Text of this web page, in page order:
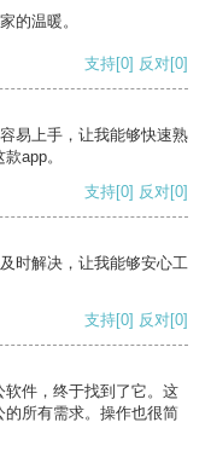
的温暖。
支持[0] 反对[0]
易上手，让我能够快速熟
app。
支持[0] 反对[0]
时解决，让我能够安心工
支持[0] 反对[0]
件，终于找到了它。这
所有需求。操作也很简